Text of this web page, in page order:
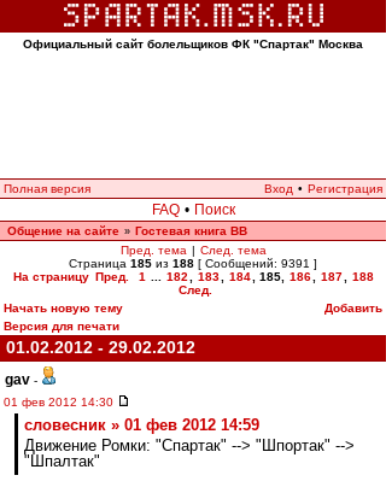
Официальный сайт болельщиков ФК "Спартак" Москва
Полная версия Вход • Регистрация
FAQ • Поиск
Общение на сайте » Гостевая книга ВВ
Пред. тема | След. тема
Страница 185 из 188 [ Сообщений: 9391 ]
На страницу Пред. 1 182 183 184 185, 186 187
188
След.
Начать новую тему
Добавить
Версия для печати
01.02.2012 - 29.02.2012
gav -
01 фев 2012 14:30
словесник » 01 фев 2012 14:59
Движение Ромки: "Спартак" --> "Шпортак" -->
"Шпалтак"